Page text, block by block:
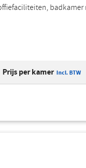
Prijs per kamer Incl. BTW